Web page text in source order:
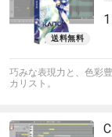
巧みな表現力と、色彩
カリスト。